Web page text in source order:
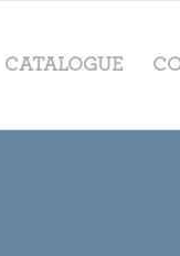
CATALOGUE